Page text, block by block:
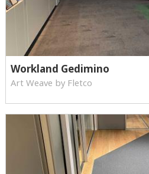
Workland Gedimino
Art Weave by Fletco